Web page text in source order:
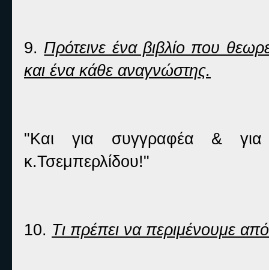
9. Πρότεινε ένα βιβλίο που
και ένα κάθε αναγνώστης.
"Και για συγγραφέα & για
κ.Τσεμπερλίδου!"
10. Τι πρέπει να περιμένουμε